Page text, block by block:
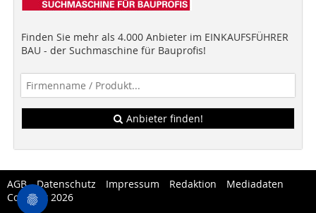
Finden Sie mehr als 4.000 Anbieter im EINKAUFSFÜHRER
BAU - der Suchmaschine für Bauprofis!
Anbieter finden!
AGB Datenschutz Impressum Redaktion
Mediadaten
Copytest 2026